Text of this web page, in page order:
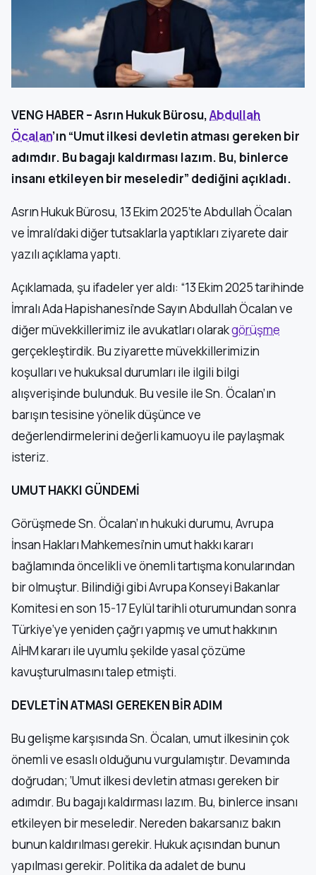
VENG HABER – Asrın Hukuk Bürosu,Abdullah
Öcalan’ın “Umut ilkesi devletin atması gereken bir
adımdır. Bu bagajı kaldırması lazım. Bu, binlerce
insanı etkileyen bir meseledir” dediğini açıkladı.
Asrın Hukuk Bürosu, 13 Ekim 2025’te Abdullah Öcalan
ve İmralı’daki diğer tutsaklarla yaptıkları ziyarete dair
yazılı açıklama yaptı.
Açıklamada, şu ifadeler yer aldı: “13 Ekim 2025 tarihinde
İmralı Ada Hapishanesi’nde Sayın Abdullah Öcalan ve
diğer müvekkillerimiz ile avukatları olarakgörüşme
gerçekleştirdik. Bu ziyarette müvekkillerimizin
koşulları ve hukuksal durumları ile ilgili bilgi
alışverişinde bulunduk. Bu vesile ile Sn. Öcalan’ın
barışın tesisine yönelik düşünce ve
değerlendirmelerini değerli kamuoyu ile paylaşmak
isteriz.
UMUT HAKKI GÜNDEMİ
Görüşmede Sn. Öcalan’ın hukuki durumu, Avrupa
İnsan Hakları Mahkemesi’nin umut hakkı kararı
bağlamında öncelikli ve önemli tartışma konularından
bir olmuştur. Bilindiği gibi Avrupa Konseyi Bakanlar
Komitesi en son 15-17 Eylül tarihli oturumundan sonra
Türkiye’ye yeniden çağrı yapmış ve umut hakkının
AİHM kararı ile uyumlu şekilde yasal çözüme
kavuşturulmasını talep etmişti.
DEVLETİN ATMASI GEREKEN BİR ADIM
Bu gelişme karşısında Sn. Öcalan, umut ilkesinin çok
önemli ve esaslı olduğunu vurgulamıştır. Devamında
doğrudan; ‘Umut ilkesi devletin atması gereken bir
adımdır. Bu bagajı kaldırması lazım. Bu, binlerce insanı
etkileyen bir meseledir. Nereden bakarsanız bakın
bunun kaldırılması gerekir. Hukuk açısından bunun
yapılması gerekir. Politika da adalet de bunu